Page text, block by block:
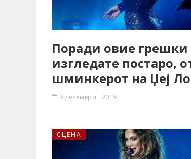
Поради овие грешки
изгледате постаро,
шминкерот на Џеј Ло
9 декември , 2019
СЦЕНА